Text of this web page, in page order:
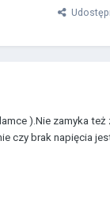
).Nie zamyka też
czy brak napięcia